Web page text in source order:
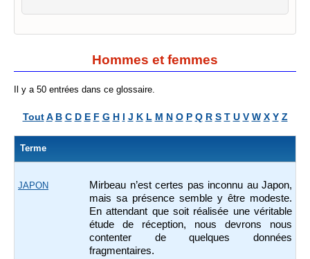
Hommes et femmes
Il y a 50 entrées dans ce glossaire.
Tout A B C D E F G H I J K L M N O P Q R S T U V W X Y Z
Terme
JAPON
Mirbeau n’est certes pas inconnu au Japon,
mais sa présence semble y être modeste.
En attendant que soit réalisée une véritable
étude de réception, nous devrons nous
contenter de quelques données
fragmentaires.